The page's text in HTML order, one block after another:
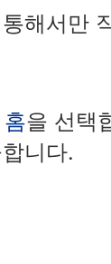
해서만
을 선택
니다.